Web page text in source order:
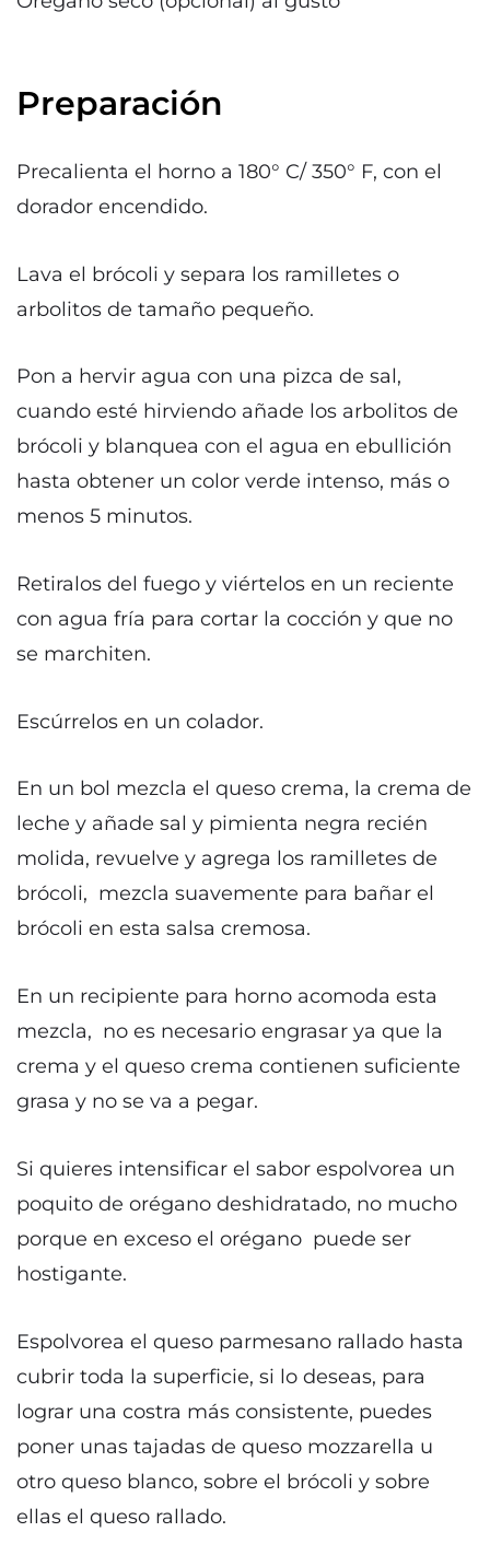
Preparación
Precalienta el horno a 180° C/ 350° F, con el
dorador encendido.
Lava el brócoli y separa los ramilletes o
arbolitos de tamaño pequeño.
Pon a hervir agua con una pizca de sal,
cuando esté hirviendo añade los arbolitos de
brócoli y blanquea con el agua en ebullición
hasta obtener un color verde intenso, más o
menos 5 minutos.
Retiralos del fuego y viértelos en un reciente
con agua fría para cortar la cocción y que no
se marchiten.
Escúrrelos en un colador.
En un bol mezcla el queso crema, la crema de
leche y añade sal y pimienta negra recién
molida, revuelve y agrega los ramilletes de
brócoli, mezcla suavemente para bañar el
brócoli en esta salsa cremosa.
En un recipiente para horno acomoda esta
mezcla, no es necesario engrasar ya que la
crema y el queso crema contienen suficiente
grasa y no se va a pegar.
Si quieres intensificar el sabor espolvorea un
poquito de orégano deshidratado, no mucho
porque en exceso el orégano puede ser
hostigante.
Espolvorea el queso parmesano rallado hasta
cubrir toda la superficie, si lo deseas, para
lograr una costra más consistente, puedes
poner unas tajadas de queso mozzarella u
otro queso blanco, sobre el brócoli y sobre
ellas el queso rallado.